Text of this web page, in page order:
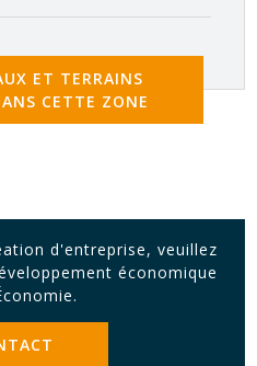
ET TERRAINS
CETTE ZONE
d'entreprise, veuillez
économique